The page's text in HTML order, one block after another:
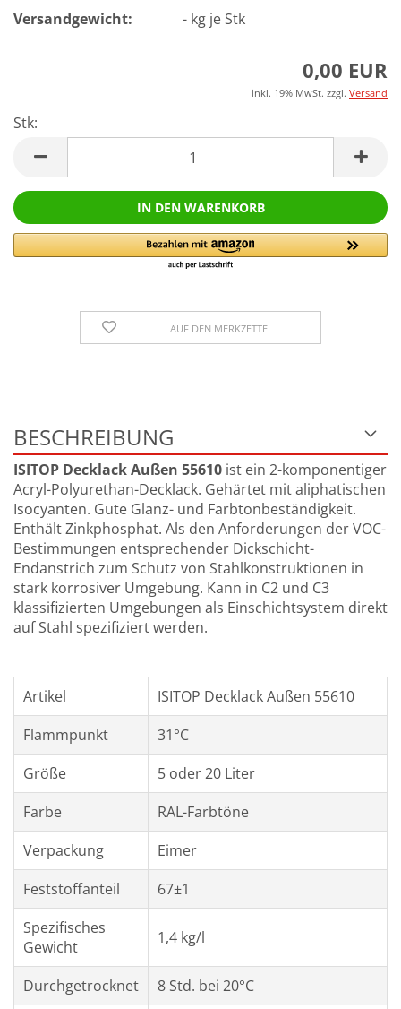
Versandgewicht: - kg je Stk
0,00 EUR
inkl. 19% MwSt. zzgl. Versand
Stk:
AUF DEN MERKZETTEL
BESCHREIBUNG
ISITOP Decklack Außen 55610 ist ein 2-komponentiger
Acryl-Polyurethan-Decklack. Gehärtet mit aliphatischen
Isocyanten. Gute Glanz- und Farbtonbeständigkeit.
Enthält Zinkphosphat. Als den Anforderungen der VOC-
Bestimmungen entsprechender Dickschicht-
Endanstrich zum Schutz von Stahlkonstruktionen in
stark korrosiver Umgebung. Kann in C2 und C3
klassifizierten Umgebungen als Einschichtsystem direkt
auf Stahl spezifiziert werden.
Artikel
ISITOP Decklack Außen 55610
Flammpunkt
31°C
Größe
5 oder 20 Liter
Farbe
RAL-Farbtöne
Verpackung
Eimer
Feststoffanteil
67±1
Spezifisches
Gewicht
1,4 kg/l
Durchgetrocknet 8 Std. bei 20°C